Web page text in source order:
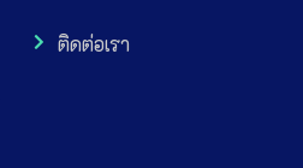
ติดต่อเรา